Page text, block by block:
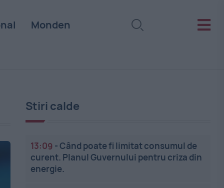
Monden
Stiri calde
13:09 -Când poate fi limitat consumul de
curent. Planul Guvernului pentru criza din
energie.